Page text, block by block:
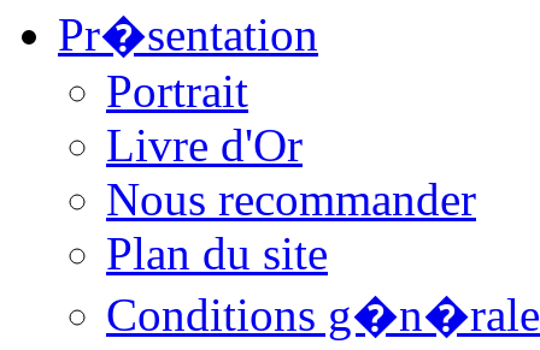
Pr�sentation
Portrait
Livre d'Or
Nous recommander
Plan du site
Conditions